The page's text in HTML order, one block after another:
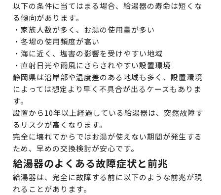
以下の条件に当てはまる場合、給湯器の寿命は短くな
る傾向があります。
・家族人数が多く、お湯の使用量が多い
・冬場の使用頻度が高い
・海に近く、塩害の影響を受けやすい地域
・直射日光や雨風にさらされやすい設置環境
静岡県は沿岸部や温度差のある地域も多く、設置環境
によっては想定より早く不具合が出るケースもありま
す。
設置から10年以上経過している給湯器は、突然故障す
るリスクが高くなります。
完全に壊れてからではお湯が使えない期間が発生する
ため、早めの交換検討が安心です。
給湯器のよくある故障症状と前兆
給湯器は、完全に故障する前に以下のような前兆が現
れることがあります。